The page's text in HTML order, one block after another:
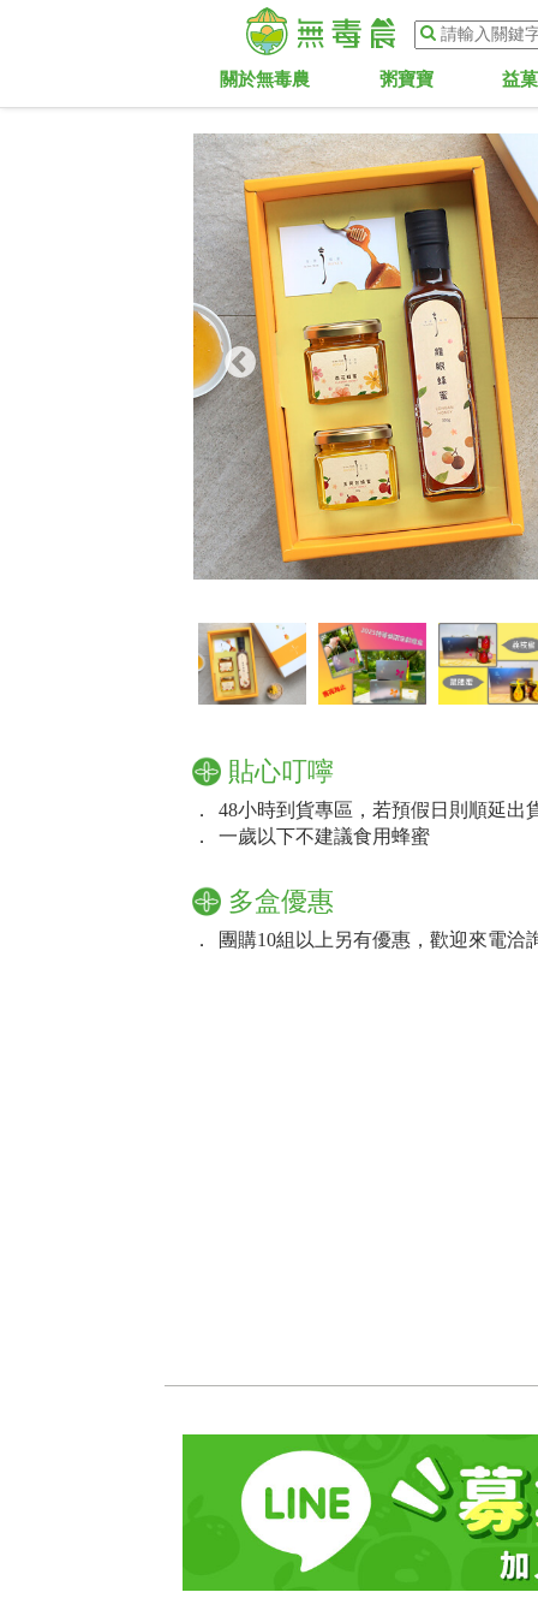
關於無毒農 粥寶寶 益
貼心叮嚀
．
48小時到貨專區，若預假日則順延出
．
一歲以下不建議食用蜂蜜
多盒優惠
． 團購10組以上另有優惠，歡迎來電洽